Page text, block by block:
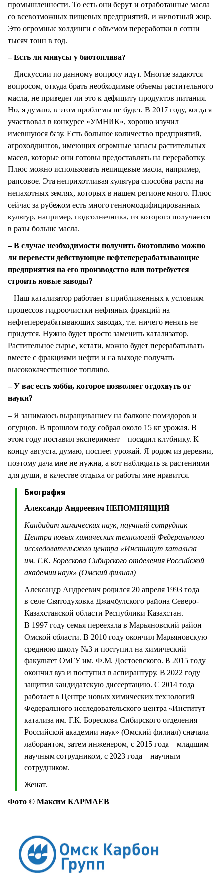
промышленности. То есть они берут и отработанные масла
со всевозможных пищевых предприятий, и животный жир.
Это огромные холдинги с объемом переработки в сотни
тысяч тонн в год.
– Есть ли минусы у биотоплива?
– Дискуссии по данному вопросу идут. Многие задаются
вопросом, откуда брать необходимые объемы растительного
масла, не приведет ли это к дефициту продуктов питания.
Но, я думаю, в этом проблемы не будет. В 2017 году, когда я
участвовал в конкурсе «УМНИК», хорошо изучил
имевшуюся базу. Есть большое количество предприятий,
агрохолдингов, имеющих огромные запасы растительных
масел, которые они готовы предоставлять на переработку.
Плюс можно использовать непищевые масла, например,
рапсовое. Эта неприхотливая культура способна расти на
непахотных землях, которых в нашем регионе много. Плюс
сейчас за рубежом есть много генномодифицированных
культур, например, подсолнечника, из которого получается
в разы больше масла.
– В случае необходимости получить биотопливо можно
ли перевести действующие нефтеперерабатывающие
предприятия на его производство или потребуется
строить новые заводы?
– Наш катализатор работает в приближенных к условиям
процессов гидроочистки нефтяных фракций на
нефтеперерабатывающих заводах, т.е. ничего менять не
придется. Нужно будет просто заменить катализатор.
Растительное сырье, кстати, можно будет перерабатывать
вместе с фракциями нефти и на выходе получать
высококачественное топливо.
– У вас есть хобби, которое позволяет отдохнуть от
науки?
– Я занимаюсь выращиванием на балконе помидоров и
огурцов. В прошлом году собрал около 15 кг урожая. В
этом году поставил эксперимент – посадил клубнику. К
концу августа, думаю, поспеет урожай. Я родом из деревни,
поэтому дача мне не нужна, а вот наблюдать за растениями
для души, в качестве отдыха от работы мне нравится.
Биография
Александр Андреевич НЕПОМНЯЩИЙ
Кандидат химических наук, научный сотрудник
Центра новых химических технологий Федерального
исследовательского центра «Институт катализа
им. Г.К. Борескова Сибирского отделения Российской
академии наук» (Омский филиал)
Александр Андреевич родился 20 апреля 1993 года
в селе Святодуховка Джамбулского района Северо-
Казахстанской области Республики Казахстан.
В 1997 году семья переехала в Марьяновский район
Омской области. В 2010 году окончил Марьяновскую
среднюю школу №3 и поступил на химический
факультет ОмГУ им. Ф.М. Достоевского. В 2015 году
окончил вуз и поступил в аспирантуру. В 2022 году
защитил кандидатскую диссертацию. С 2014 года
работает в Центре новых химических технологий
Федерального исследовательского центра «Институт
катализа им. Г.К. Борескова Сибирского отделения
Российской академии наук» (Омский филиал) сначала
лаборантом, затем инженером, с 2015 года – младшим
научным сотрудником, с 2023 года – научным
сотрудником.
Женат.
Фото © Максим КАРМАЕВ